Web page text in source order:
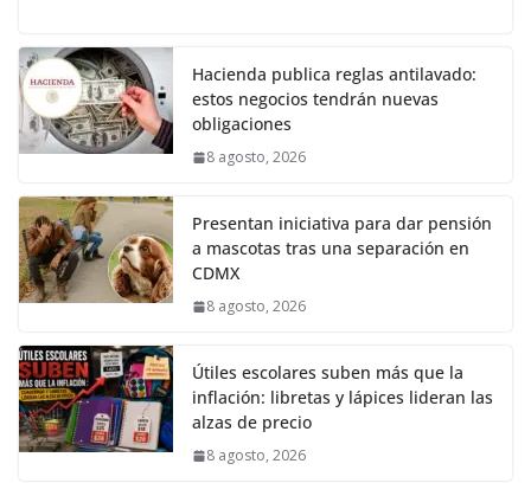
Hacienda publica reglas antilavado:
estos negocios tendrán nuevas
obligaciones
8 agosto, 2026
Presentan iniciativa para dar pensión
a mascotas tras una separación en
CDMX
8 agosto, 2026
Útiles escolares suben más que la
inflación: libretas y lápices lideran las
alzas de precio
8 agosto, 2026